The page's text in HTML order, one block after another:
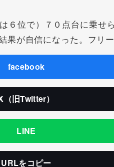
位で）７０点台に乗せ
が自信になった。フリー
facebook
（旧Twitter）
LINE
URLをコピー